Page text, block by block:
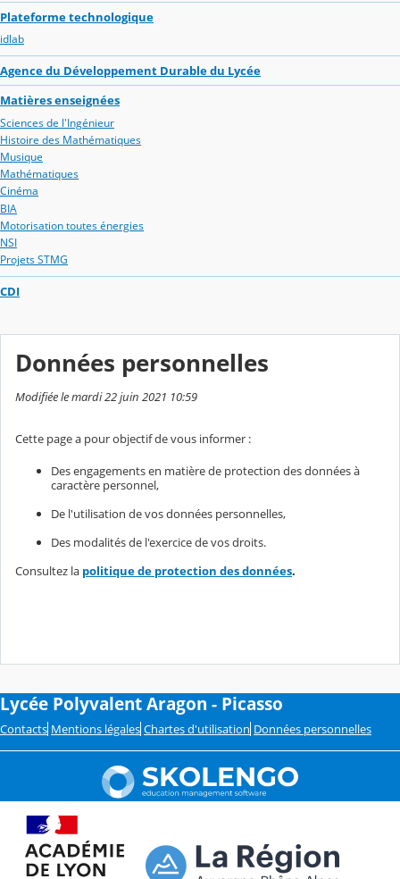
Plateforme technologique
idlab
Agence du Développement Durable du Lycée
Matières enseignées
Sciences de l'Ingénieur
Histoire des Mathématiques
Musique
Mathématiques
Cinéma
BIA
Motorisation toutes énergies
NSI
Projets STMG
CDI
Données personnelles
Modifiée le mardi 22 juin 2021 10:59
Cette page a pour objectif de vous informer :
Des engagements en matière de protection des données à
caractère personnel,
De l'utilisation de vos données personnelles,
Des modalités de l'exercice de vos droits.
Consultez la politique de protection des données.
Lycée Polyvalent Aragon - Picasso
Contacts Mentions légales Chartes d'utilisation Données personnelles